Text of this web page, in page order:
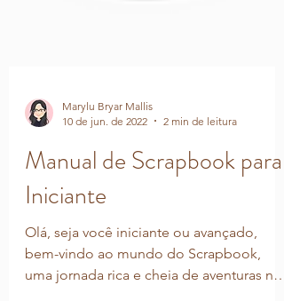
Marylu Bryar Mallis
10 de jun. de 2022
2 min de leitura
Manual de Scrapbook para
Iniciante
Olá, seja você iniciante ou avançado,